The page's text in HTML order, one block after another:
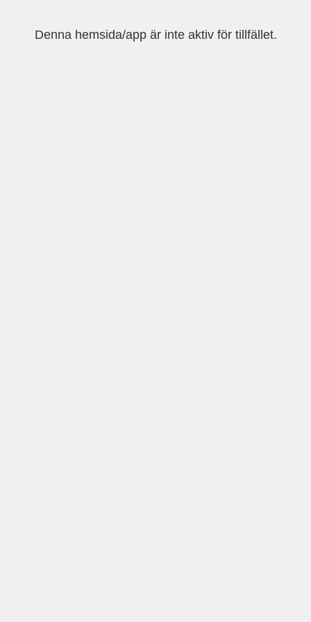
Denna hemsida/app är inte aktiv för tillfället.